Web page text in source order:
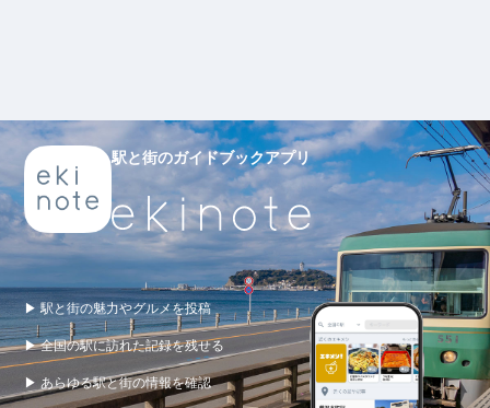
駅と街のガイドブックアプリ
▶ 駅と街の魅力やグルメを投稿
▶ 全国の駅に訪れた記録を残せる
▶ あらゆる駅と街の情報を確認